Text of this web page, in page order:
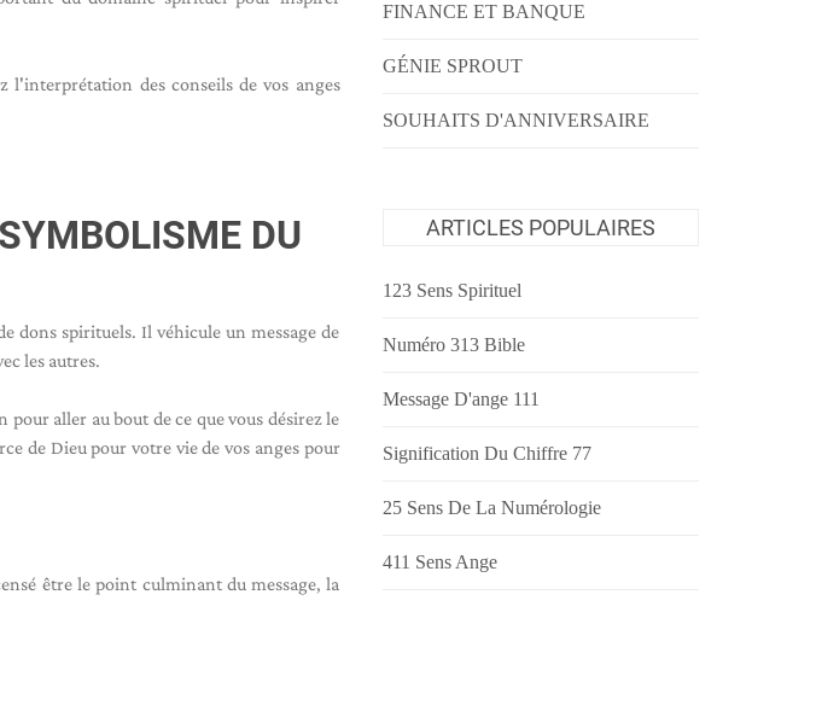
l'interprétation des conseils de vos anges
DU
dons spirituels. Il véhicule un message de
les autres.
aller au bout de ce que vous désirez le
de Dieu pour votre vie de vos anges pour
être le point culminant du message, la
FINANCE ET BANQUE
GÉNIE SPROUT
SOUHAITS D'ANNIVERSAIRE
ARTICLES POPULAIRES
123 Sens Spirituel
Numéro 313 Bible
Message D'ange 111
Signification Du Chiffre 77
25 Sens De La Numérologie
411 Sens Ange